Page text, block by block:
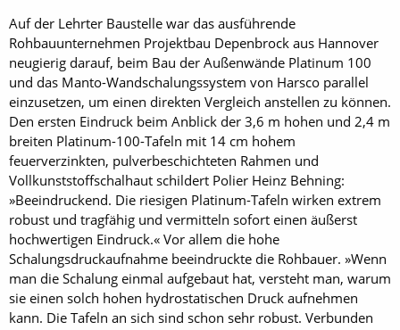
Auf der Lehrter Baustelle war das ausführende
Rohbauunternehmen Projektbau Depenbrock aus Hannover
neugierig darauf, beim Bau der Außenwände Platinum 100
und das Manto-Wandschalungssystem von Harsco parallel
einzusetzen, um einen direkten Vergleich anstellen zu können.
Den ersten Eindruck beim Anblick der 3,6 m hohen und 2,4 m
breiten Platinum-100-Tafeln mit 14 cm hohem
feuerverzinkten, pulverbeschichteten Rahmen und
Vollkunststoffschalhaut schildert Polier Heinz Behning:
»Beeindruckend. Die riesigen Platinum-Tafeln wirken extrem
robust und tragfähig und vermitteln sofort einen äußerst
hochwertigen Eindruck.« Vor allem die hohe
Schalungsdruckaufnahme beeindruckte die Rohbauer. »Wenn
man die Schalung einmal aufgebaut hat, versteht man, warum
sie einen solch hohen hydrostatischen Druck aufnehmen
kann. Die Tafeln an sich sind schon sehr robust. Verbunden